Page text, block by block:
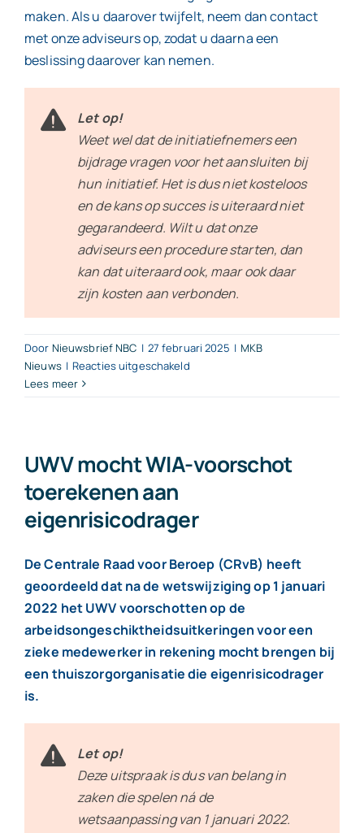
maken. Als u daarover twijfelt, neem dan contact
met onze adviseurs op, zodat u daarna een
beslissing daarover kan nemen.
Let op!
Weet wel dat de initiatiefnemers een
bijdrage vragen voor het aansluiten bij
hun initiatief. Het is dus niet kosteloos
en de kans op succes is uiteraard niet
gegarandeerd. Wilt u dat onze
adviseurs een procedure starten, dan
kan dat uiteraard ook, maar ook daar
zijn kosten aan verbonden.
Door Nieuwsbrief NBC | 27 februari 2025 | MKB
Nieuws | Reacties uitgeschakeldvoor
hoog?
Lees meer
UWV mocht WIA-voorschot
toerekenen aan
eigenrisicodrager
De Centrale Raad voor Beroep (CRvB) heeft
geoordeeld dat na de wetswijziging op 1 januari
2022 het UWV voorschotten op de
arbeidsongeschiktheidsuitkeringen voor een
zieke medewerker in rekening mocht brengen bij
een thuiszorgorganisatie die eigenrisicodrager
is.
Let op!
Deze uitspraak is dus van belang in
zaken die spelen ná de
wetsaanpassing van 1 januari 2022.